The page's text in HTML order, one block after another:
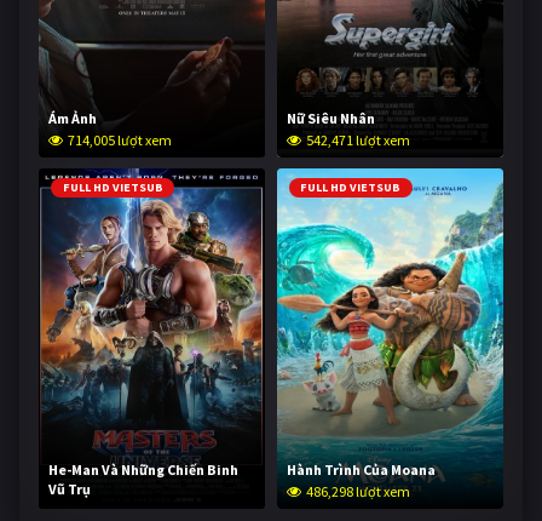
Ám Ảnh
714,005 lượt xem
Nữ Siêu Nhân
542,471 lượt xem
FULL HD VIETSUB
He-Man Và Những Chiến Binh
Vũ Trụ
234,417 lượt xem
FULL HD VIETSUB
Hành Trình Của Moana
486,298 lượt xem